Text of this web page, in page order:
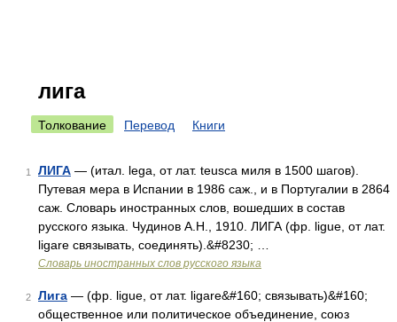
лига
Толкование Перевод Книги
1 ЛИГА — (итал. lega, от лат. teusca миля в 1500 шагов).
Путевая мера в Испании в 1986 саж., и в Португалии в 2864
саж. Словарь иностранных слов, вошедших в состав
русского языка. Чудинов А.Н., 1910. ЛИГА (фр. ligue, от лат.
ligare связывать, соединять).&#8230; …
Словарь иностранных слов русского языка
2 Лига — (фр. ligue, от лат. ligare&#160; связывать)&#160;
общественное или политическое объединение, союз